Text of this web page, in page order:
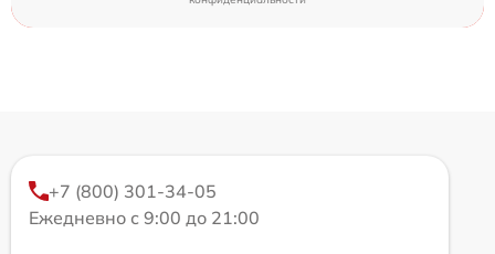
+7 (800) 301-34-05
Ежедневно с 9:00 до 21:00